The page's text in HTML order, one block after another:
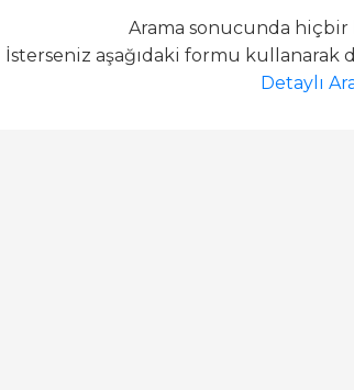
Arama sonucunda hiçbir
İsterseniz aşağıdaki formu kullanarak
Detaylı